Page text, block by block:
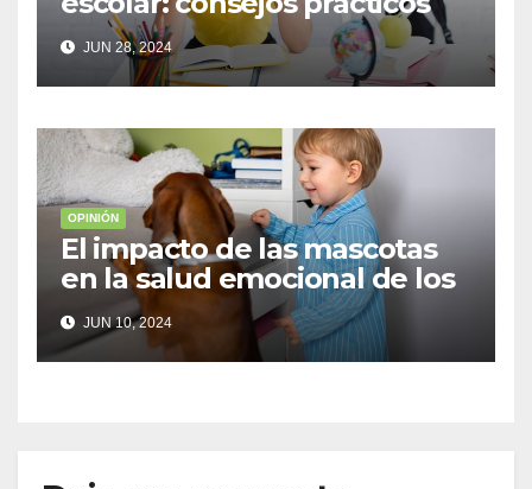
para adolescentes
JUN 28, 2024
OPINIÓN
El impacto de las mascotas
en la salud emocional de los
niños
JUN 10, 2024